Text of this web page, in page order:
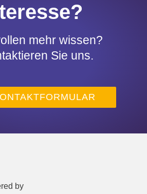
Experiences im Team
mehr wissen?
Sie uns.
by